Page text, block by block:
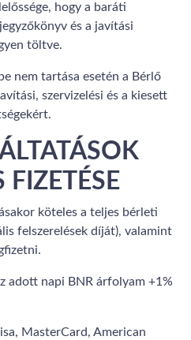
hogy a baráti
és a javítási
töltve.
nem tartása esetén a Bérlő
szervizelési és a kiesett
FIZETÉSE
köteles a teljes bérleti
felszerelések díját), valamint
adott napi BNR árfolyam +1%
MasterCard, American